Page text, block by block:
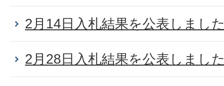
2月14日入札結果を公表しまし
2月28日入札結果を公表しまし